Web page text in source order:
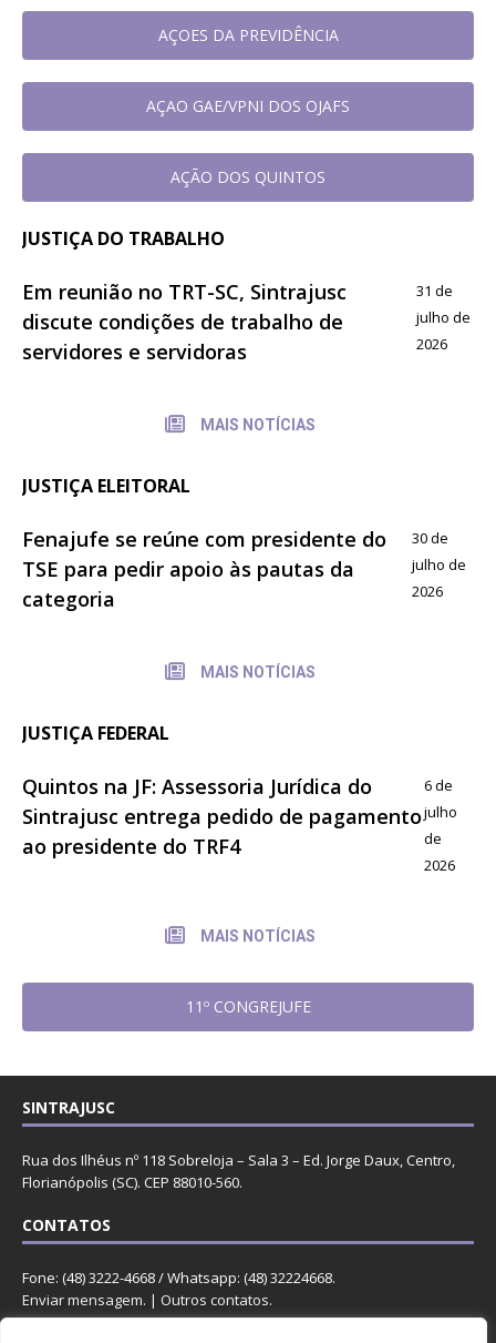
AÇOES DA PREVIDÊNCIA
AÇAO GAE/VPNI DOS OJAFS
AÇÃO DOS QUINTOS
JUSTIÇA DO TRABALHO
Em reunião no TRT-SC, Sintrajusc
discute condições de trabalho de
servidores e servidoras
31 de
julho de
2026
MAIS NOTÍCIAS
JUSTIÇA ELEITORAL
Fenajufe se reúne com presidente do
TSE para pedir apoio às pautas da
categoria
30 de
julho de
2026
MAIS NOTÍCIAS
JUSTIÇA FEDERAL
Quintos na JF: Assessoria Jurídica do
Sintrajusc entrega pedido de pagamento
ao presidente do TRF4
6 de
julho
de
2026
MAIS NOTÍCIAS
11º CONGREJUFE
SINTRAJUSC
Rua dos Ilhéus nº 118 Sobreloja – Sala 3 – Ed. Jorge Daux, Centro,
Florianópolis (SC). CEP 88010-560.
CONTATOS
Fone: (48) 3222-4668 / Whatsapp: (48) 32224668.
Enviar mensagem. | Outros contatos.